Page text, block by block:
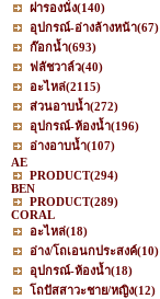
ฝารองนั่ง(140)
อุปกรณ์-อ่างล้างหน้า(67)
ก๊อกน้ำ(693)
ฟลัชวาล์ว(40)
อะไหล่(2115)
ส่วนอาบน้ำ(272)
อุปกรณ์-ห้องน้ำ(196)
อ่างอาบน้ำ(107)
AE
PRODUCT(294)
BEN
PRODUCT(289)
CORAL
อะไหล่(18)
อ่าง/โถเอนกประสงค์(10)
อุปกรณ์-ห้องน้ำ(18)
โถปัสสาวะชาย/หญิง(12)